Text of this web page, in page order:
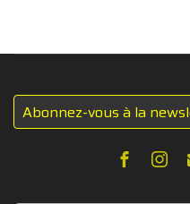
Abonnez-vous à la